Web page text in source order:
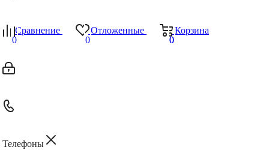
Сравнение
0
Отложенные
0
Корзина
0
0
Телефоны